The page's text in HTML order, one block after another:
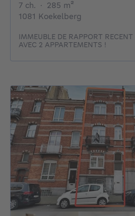
7 ch. 7 chambres
· 285 m²
1081 Koekelberg
IMMEUBLE DE RAPPORT RECENT
AVEC 2 APPARTEMENTS !